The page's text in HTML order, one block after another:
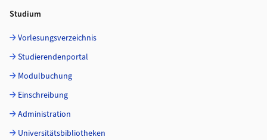
Studium
Vorlesungsverzeichnis
Studierendenportal
Modulbuchung
Einschreibung
Administration
Universitätsbibliotheken